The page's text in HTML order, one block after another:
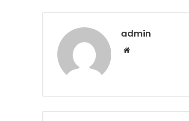
admin
Web